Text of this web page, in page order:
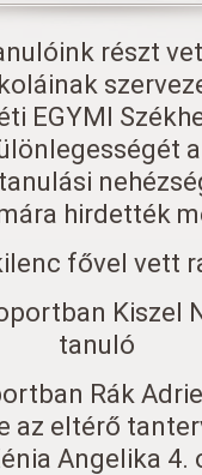
részt
EGYMI
hirdették
fővel vett
Kiszel
tanuló
Rák
az eltérő
Angelika